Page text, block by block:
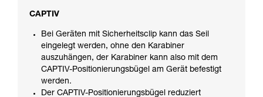
CAPTIV
Bei Geräten mit Sicherheitsclip kann das Seil
eingelegt werden, ohne den Karabiner
auszuhängen, der Karabiner kann also mit dem
CAPTIV-Positionierungsbügel am Gerät befestigt
werden.
Der CAPTIV-Positionierungsbügel reduziert